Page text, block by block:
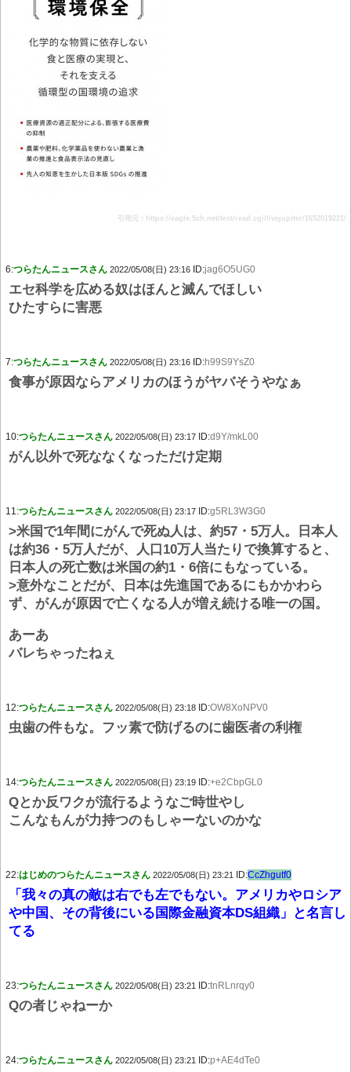
引用元：https://eagle.5ch.net/test/read.cgi/livejupiter/1652019221/
6:つらたんニュースさん 2022/05/08(日) 23:16 ID:jag6O5UG0
エセ科学を広める奴はほんと滅んでほしい
ひたすらに害悪
7:つらたんニュースさん 2022/05/08(日) 23:16 ID:h99S9YsZ0
食事が原因ならアメリカのほうがヤバそうやなぁ
10:つらたんニュースさん 2022/05/08(日) 23:17 ID:d9Y/mkL00
がん以外で死ななくなっただけ定期
11:つらたんニュースさん 2022/05/08(日) 23:17 ID:g5RL3W3G0
>米国で1年間にがんで死ぬ人は、約57・5万人。日本人
は約36・5万人だが、人口10万人当たりで換算すると、
日本人の死亡数は米国の約1・6倍にもなっている。
>意外なことだが、日本は先進国であるにもかかわら
ず、がんが原因で亡くなる人が増え続ける唯一の国。
あーあ
バレちゃったねぇ
12:つらたんニュースさん 2022/05/08(日) 23:18 ID:OW8XoNPV0
虫歯の件もな。フッ素で防げるのに歯医者の利権
14:つらたんニュースさん 2022/05/08(日) 23:19 ID:+e2CbpGL0
Qとか反ワクが流行るようなご時世やし
こんなもんが力持つのもしゃーないのかな
22:はじめのつらたんニュースさん 2022/05/08(日) 23:21 ID:CcZhgutf0
「我々の真の敵は右でも左でもない。アメリカやロシア
や中国、その背後にいる国際金融資本DS組織」と名言し
てる
23:つらたんニュースさん 2022/05/08(日) 23:21 ID:tnRLnrqy0
Qの者じゃねーか
24:つらたんニュースさん 2022/05/08(日) 23:21 ID:p+AE4dTe0